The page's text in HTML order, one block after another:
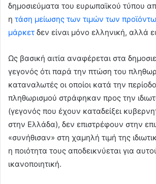
δημοσιεύματα του ευρωπαϊκού τύπου
η τάση μείωσης των τιμών των
μάρκετ δεν είναι μόνο ελληνική, αλλά
Ως βασική αιτία αναφέρεται στα
γεγονός ότι παρά την πτώση του
καταναλωτές οι οποίοι κατά την
πληθωρισμού στράφηκαν προς την
(γεγονός που έχουν καταδείξει
στην Ελλάδα), δεν επιστρέφουν στην
«συνήθισαν» στη χαμηλή τιμή της
η ποιότητα τους αποδεικνύεται για
ικανοποιητική.